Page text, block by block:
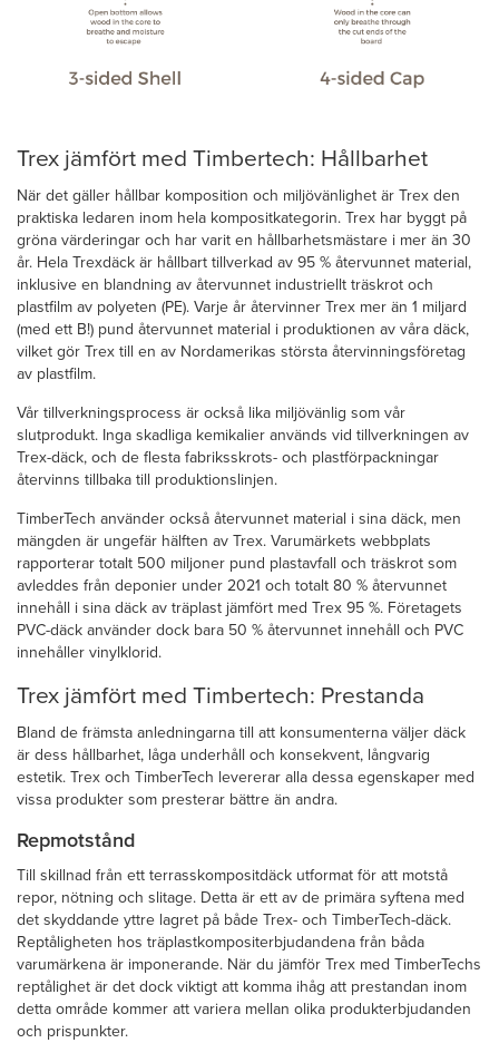
Trex jämfört med Timbertech: Hållbarhet
När det gäller hållbar komposition och miljövänlighet är Trex den
praktiska ledaren inom hela kompositkategorin. Trex har byggt på
gröna värderingar och har varit en hållbarhetsmästare i mer än 30
år. Hela Trexdäck är hållbart tillverkad av 95 % återvunnet material,
inklusive en blandning av återvunnet industriellt träskrot och
plastfilm av polyeten (PE). Varje år återvinner Trex mer än 1 miljard
(med ett B!) pund återvunnet material i produktionen av våra däck,
vilket gör Trex till en av Nordamerikas största återvinningsföretag
av plastfilm.
Vår tillverkningsprocess är också lika miljövänlig som vår
slutprodukt. Inga skadliga kemikalier används vid tillverkningen av
Trex-däck, och de flesta fabriksskrots- och plastförpackningar
återvinns tillbaka till produktionslinjen.
TimberTech använder också återvunnet material i sina däck, men
mängden är ungefär hälften av Trex. Varumärkets webbplats
rapporterar totalt 500 miljoner pund plastavfall och träskrot som
avleddes från deponier under 2021 och totalt 80 % återvunnet
innehåll i sina däck av träplast jämfört med Trex 95 %. Företagets
PVC-däck använder dock bara 50 % återvunnet innehåll och PVC
innehåller vinylklorid.
Trex jämfört med Timbertech: Prestanda
Bland de främsta anledningarna till att konsumenterna väljer däck
är dess hållbarhet, låga underhåll och konsekvent, långvarig
estetik. Trex och TimberTech levererar alla dessa egenskaper med
vissa produkter som presterar bättre än andra.
Repmotstånd
Till skillnad från ett terrasskompositdäck utformat för att motstå
repor, nötning och slitage. Detta är ett av de primära syftena med
det skyddande yttre lagret på både Trex- och TimberTech-däck.
Reptåligheten hos träplastkompositerbjudandena från båda
varumärkena är imponerande. När du jämför Trex med TimberTechs
reptålighet är det dock viktigt att komma ihåg att prestandan inom
detta område kommer att variera mellan olika produkterbjudanden
och prispunkter.